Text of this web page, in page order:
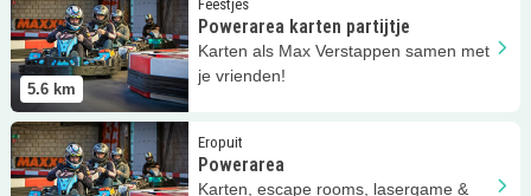
5.6 km
Feestjes
Powerarea karten partijtje
Karten als Max Verstappen samen met
je vrienden!
Eropuit
Powerarea
Karten, escape rooms, lasergame &
Lees meer Powerarea